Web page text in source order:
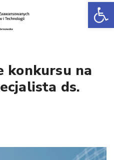
konkursu na
ds.